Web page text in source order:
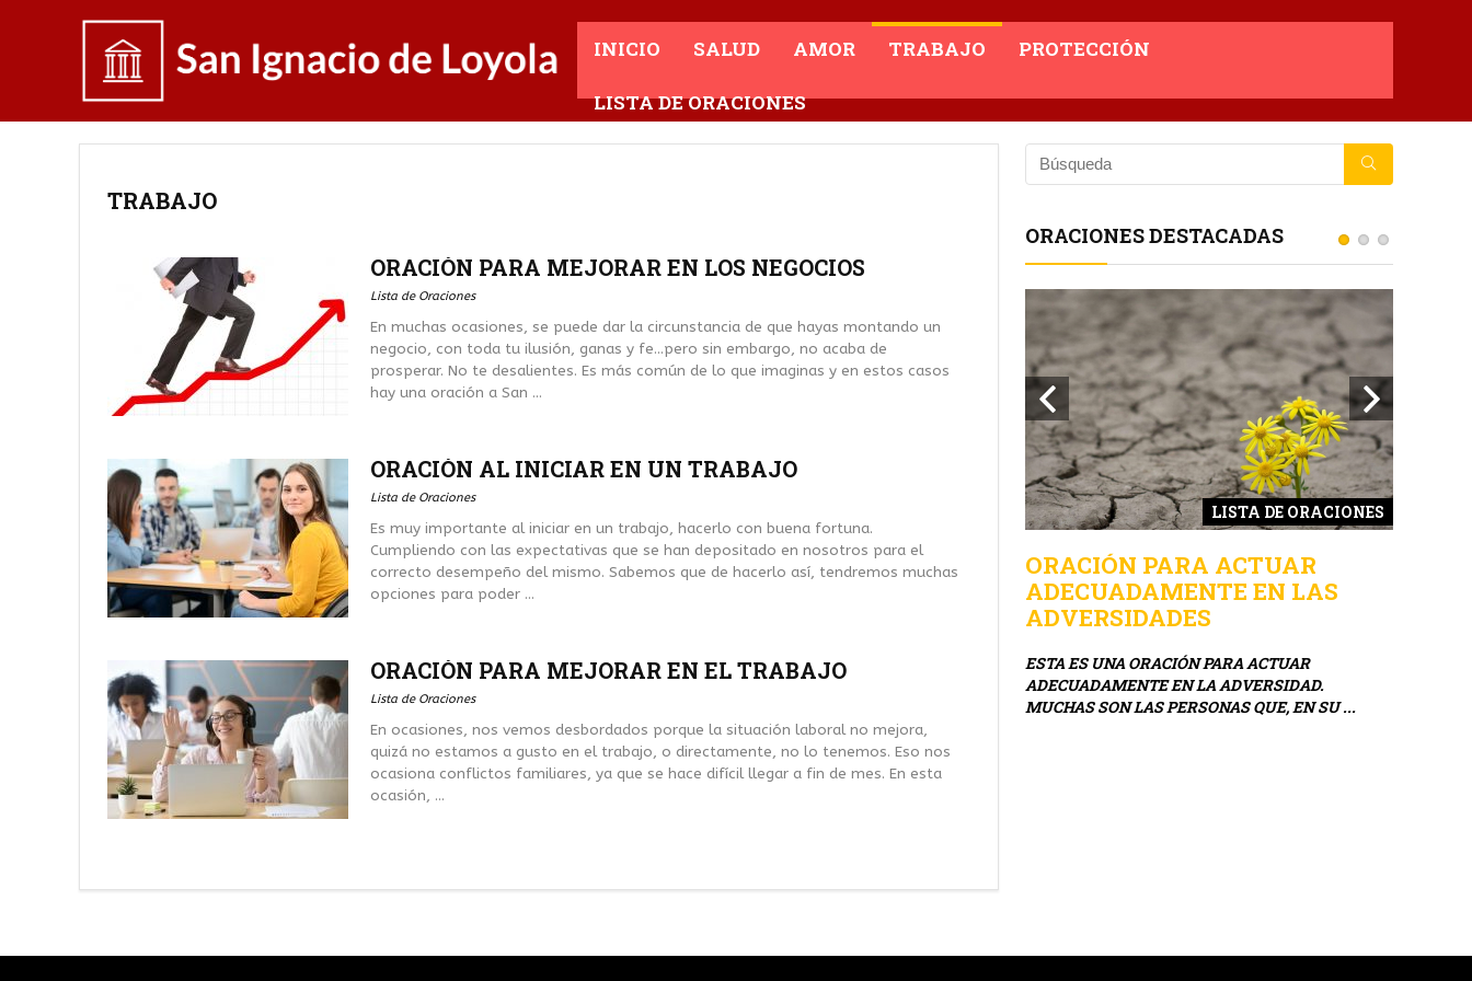
INICIO SALUD AMOR TRABAJO PROTECCIÓN
LISTA DE ORACIONES
TRABAJO
ORACIÓN PARA MEJORAR EN LOS NEGOCIOS
Lista de Oraciones
En muchas ocasiones, se puede dar la circunstancia de que hayas montando un
negocio, con toda tu ilusión, ganas y fe...pero sin embargo, no acaba de
prosperar. No te desalientes. Es más común de lo que imaginas y en estos casos
hay una oración a San ...
ORACIÓN AL INICIAR EN UN TRABAJO
Lista de Oraciones
Es muy importante al iniciar en un trabajo, hacerlo con buena fortuna.
Cumpliendo con las expectativas que se han depositado en nosotros para el
correcto desempeño del mismo. Sabemos que de hacerlo así, tendremos muchas
opciones para poder ...
ORACIÓN PARA MEJORAR EN EL TRABAJO
Lista de Oraciones
En ocasiones, nos vemos desbordados porque la situación laboral no mejora,
quizá no estamos a gusto en el trabajo, o directamente, no lo tenemos. Eso nos
ocasiona conflictos familiares, ya que se hace difícil llegar a fin de mes. En esta
ocasión, ...
ORACIONES DESTACADAS
ORACIÓN PARA ADQUIRIR
CONFIANZA DE TERCEROS
VAS A PODER LOGRAR ADQUIRIR LA CONFIANZA
DE UNA PERSONA. ...
LISTA DE ORACIONES
ORACIÓN PARA ACTUAR
ADECUADAMENTE EN LAS
ADVERSIDADES
ESTA ES UNA ORACIÓN PARA ACTUAR
ADECUADAMENTE EN LA ADVERSIDAD.
MUCHAS SON LAS PERSONAS QUE, EN SU ...